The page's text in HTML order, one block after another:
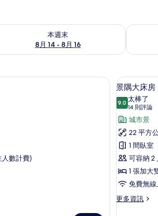
本週末
8月 14 - 8月 16
本週末 (8月 14 - 8月 16) 的供應情況查看下
間
人數計費)
顯
示
景
隅
大
床
房
-
Queen
的
6
景隅大床
9.09.0 分，滿分
太棒了
14 則評論
(14
則
評
論)
城市景
22 平方
1 間臥室
可容納 2
1 張加大
免費無
更多資訊
更